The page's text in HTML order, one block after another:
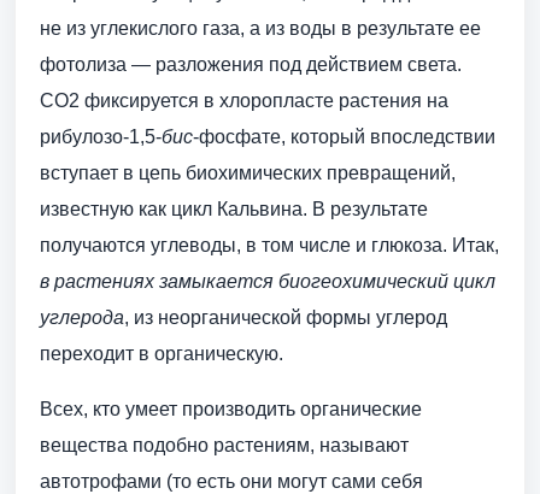
не из углекислого газа, а из воды в результате ее
фотолиза — разложения под действием света.
СО2 фиксируется в хлоропласте растения на
рибулозо-1,5-бис-фосфате, который впоследствии
вступает в цепь биохимических превращений,
известную как цикл Кальвина. В результате
получаются углеводы, в том числе и глюкоза. Итак,
в растениях замыкается биогеохимический цикл
углерода, из неорганической формы углерод
переходит в органическую.
Всех, кто умеет производить органические
вещества подобно растениям, называют
автотрофами (то есть они могут сами себя